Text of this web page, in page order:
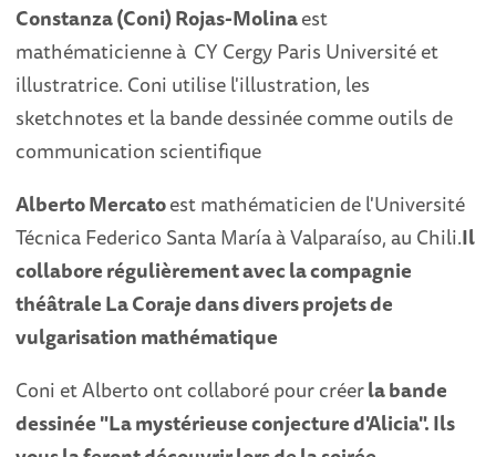
Constanza (Coni) Rojas-Molinaest
mathématicienne à CY Cergy Paris Université et
illustratrice. Coni utilise l'illustration, les
sketchnotes et la bande dessinée comme outils de
communication scientifique
Alberto Mercatoest mathématicien de l'Université
Técnica Federico Santa María à Valparaíso, au Chili.Il
collabore régulièrement avec la compagnie
théâtrale La Coraje dans divers projets de
vulgarisation mathématique
Coni et Alberto ont collaboré pour créerla bande
dessinée"La mystérieuse conjecture d'Alicia".Ils